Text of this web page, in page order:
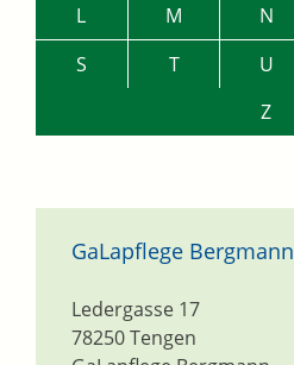
L
M N
S
T U
Z
GaLapflege Bergmann
Ledergasse 17
78250Tengen